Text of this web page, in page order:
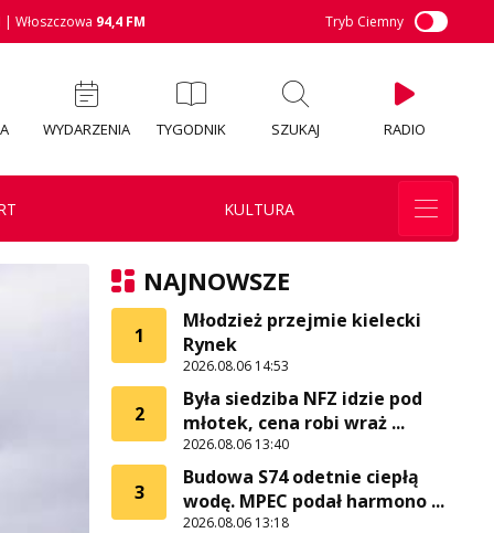
| Włoszczowa 94,4 FM Tryb Ciemny
WYDARZENIA TYGODNIK SZUKAJ RADIO
KULTURA
NAJNOWSZE
1
Młodzież przejmie kielecki
Rynek
2026.08.06 14:53
2
Była siedziba NFZ idzie pod
młotek, cena robi wraż ...
2026.08.06 13:40
3
Budowa S74 odetnie ciepłą
wodę. MPEC podał harmono ...
2026.08.06 13:18